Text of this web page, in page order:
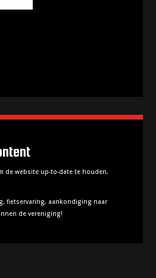
de website up-to-date te houden,
fietservaring, aankondiging naar
de vereniging!